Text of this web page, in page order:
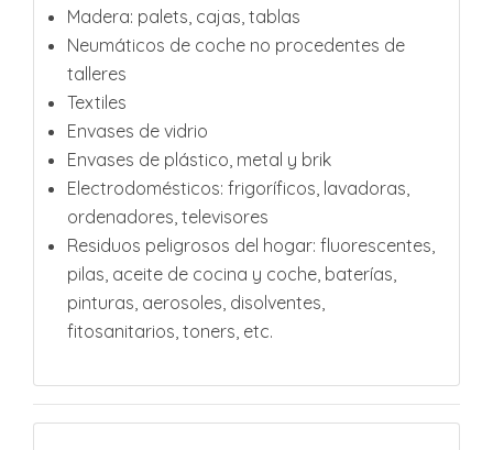
Madera: palets, cajas, tablas
Neumáticos de coche no procedentes de
talleres
Textiles
Envases de vidrio
Envases de plástico, metal y brik
Electrodomésticos: frigoríficos, lavadoras,
ordenadores, televisores
Residuos peligrosos del hogar: fluorescentes,
pilas, aceite de cocina y coche, baterías,
pinturas, aerosoles, disolventes,
fitosanitarios, toners, etc.